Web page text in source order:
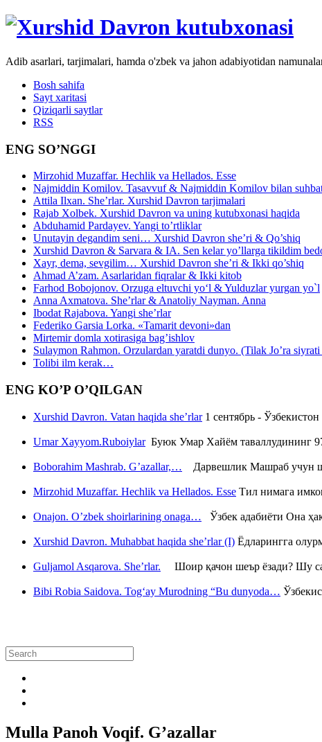
Adib asarlari, tarjimalari, hamda o'zbek va jahon adabiyotidan
Bosh sahifa
Sayt xaritasi
Qiziqarli saytlar
RSS
ENG SO’NGGI
Mirzohid Muzaffar. Hechlik va Hellados. Esse
Najmiddin Komilov. Tasavvuf & Najmiddin Komilov bilan
Attila Ilxan. She’rlar. Xurshid Davron tarjimalari
Rajab Xolbek. Xurshid Davron va uning kutubxonasi haqida
Abduhamid Pardayev. Yangi to’rtliklar
Unutayin degandim seni… Xurshid Davron she’ri & Qo’shiq
Xurshid Davron & Sarvara & IA. Sen kelar yo’llarga tikildim
Xayr, dema, sevgilim… Xurshid Davron she’ri & Ikki qo’shiq
Ahmad A’zam. Asarlaridan fiqralar & Ikki kitob
Farhod Bobojonov. Orzuga eltuvchi yo‘l & Yulduzlar yurgan yo`l
Anna Axmatova. She’rlar & Anatoliy Nayman. Anna
Ibodat Rajabova. Yangi she’rlar
Federiko Garsia Lorka. «Tamarit devoni»dan
Mirtemir domla xotirasiga bag’ishlov
Sulaymon Rahmon. Orzulardan yaratdi dunyo. (Tilak Jo’ra
Tolibi ilm kerak…
ENG KO’P O’QILGAN
Xurshid Davron. Vatan haqida she’rlar1 сентябрь -
Umar Xayyom.RuboiylarБуюк Умар Хайём таваллудининг
Boborahim Mashrab. G’azallar,… Дарвешлик Машраб учун
Mirzohid Muzaffar. Hechlik va Hellados. Esse Тил нимага
Onajon. O’zbek shoirlarining onaga… Ўзбек адабиёти Она
Xurshid Davron. Muhabbat haqida she’rlar (I) Ёдларингга
Guljamol Asqarova. She’rlar. Шоир қачон шеър ёзади? Шу
Bibi Robia Saidova. Tog‘ay Murodning “Bu dunyoda…
Mulla Panoh Voqif. G’azallar